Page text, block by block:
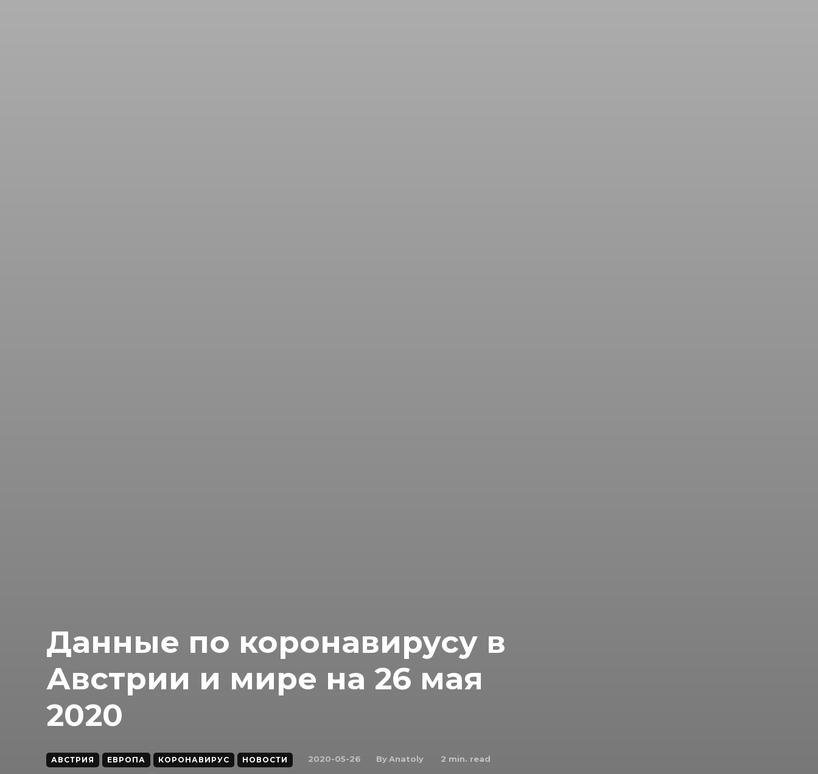
Данные по коронавирусу в
Австрии и мире на 26 мая
2020
АВСТРИЯ ЕВРОПА КОРОНАВИРУС НОВОСТИ 2020-05-26 ByAnatoly 2 min. read